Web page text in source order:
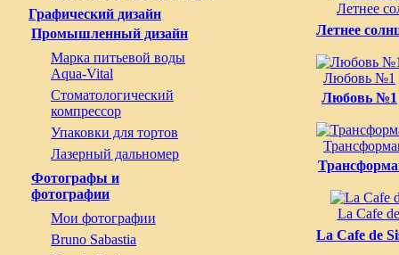
Графический дизайн
Промышленный дизайн
Марка питьевой воды
Aqua-Vital
Стоматологический
компрессор
Упаковки для тортов
Лазерный дальномер
Фотографы и
фотографии
Мои фотографии
Bruno Sabastia
Летнее
Летнее
Любовь №1
Любовь №1
La Cafe
La Cafe de